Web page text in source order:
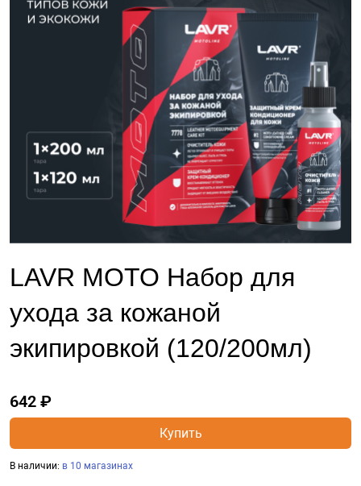
LAVR MOTO Набор для
ухода за кожаной
экипировкой (120/200мл)
642 ₽
Купить
В наличии: в 10 магазинах